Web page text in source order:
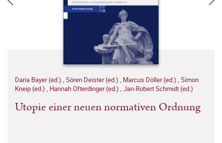
Daria Bayer (ed.) , Sören Deister (ed.) , Marcus Döller (ed.) , Simon
Kneip (ed.) , Hannah Ofterdinger (ed.) , Jan-Robert Schmidt (ed.)
Utopie einer neuen normativen Ordnung